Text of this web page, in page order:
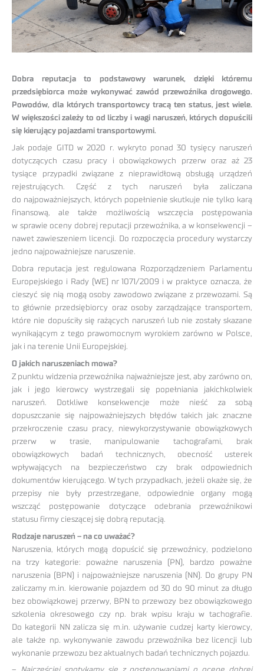
Dobra reputacja to podstawowy warunek, dzięki któremu
przedsiębiorca może wykonywać zawód przewoźnika drogowego.
Powodów, dla których transportowcy tracą ten status, jest wiele.
W większości zależy to od liczby i wagi naruszeń, których dopuścili
się kierujący pojazdami transportowymi.
Jak podaje GITD w 2020 r. wykryto ponad 30 tysięcy naruszeń
dotyczących czasu pracy i obowiązkowych przerw oraz aż 23
tysiące przypadki związane z nieprawidłową obsługą urządzeń
rejestrujących. Część z tych naruszeń była zaliczana
do najpoważniejszych, których popełnienie skutkuje nie tylko karą
finansową, ale także możliwością wszczęcia postępowania
w sprawie oceny dobrej reputacji przewoźnika, a w konsekwencji –
nawet zawieszeniem licencji. Do rozpoczęcia procedury wystarczy
jedno najpoważniejsze naruszenie.
Dobra reputacja jest regulowana Rozporządzeniem Parlamentu
Europejskiego i Rady (WE) nr 1071/2009 i w praktyce oznacza, że
cieszyć się nią mogą osoby zawodowo związane z przewozami. Są
to głównie przedsiębiorcy oraz osoby zarządzające transportem,
które nie dopuściły się rażących naruszeń lub nie zostały skazane
wynikającym z tego prawomocnym wyrokiem zarówno w Polsce,
jak i na terenie Unii Europejskiej.
O jakich naruszeniach mowa?
Z punktu widzenia przewoźnika najważniejsze jest, aby zarówno on,
jak i jego kierowcy wystrzegali się popełniania jakichkolwiek
naruszeń. Dotkliwe konsekwencje może nieść za sobą
dopuszczanie się najpoważniejszych błędów takich jak: znaczne
przekroczenie czasu pracy, niewykorzystywanie obowiązkowych
przerw w trasie, manipulowanie tachografami, brak
obowiązkowych badań technicznych, obecność usterek
wpływających na bezpieczeństwo czy brak odpowiednich
dokumentów kierującego. W tych przypadkach, jeżeli okaże się, że
przepisy nie były przestrzegane, odpowiednie organy mogą
wszcząć postępowanie dotyczące odebrania przewoźnikowi
statusu firmy cieszącej się dobrą reputacją.
Rodzaje naruszeń – na co uważać?
Naruszenia, których mogą dopuścić się przewoźnicy, podzielono
na trzy kategorie: poważne naruszenia (PN), bardzo poważne
naruszenia (BPN) i najpoważniejsze naruszenia (NN). Do grupy PN
zaliczamy m.in. kierowanie pojazdem od 30 do 90 minut za długo
bez obowiązkowej przerwy, BPN to przewozy bez obowiązkowego
szkolenia okresowego czy np. brak wpisu kraju w tachografie.
Do kategorii NN zalicza się m.in. używanie cudzej karty kierowcy,
ale także np. wykonywanie zawodu przewoźnika bez licencji lub
wykonanie przewozu bez aktualnych badań technicznych pojazdu.